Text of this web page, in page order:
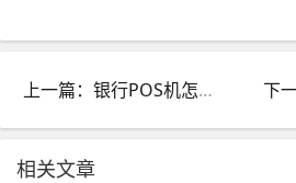
上一篇：银行POS机怎么办理（银行POS机的优缺点）
相关文章